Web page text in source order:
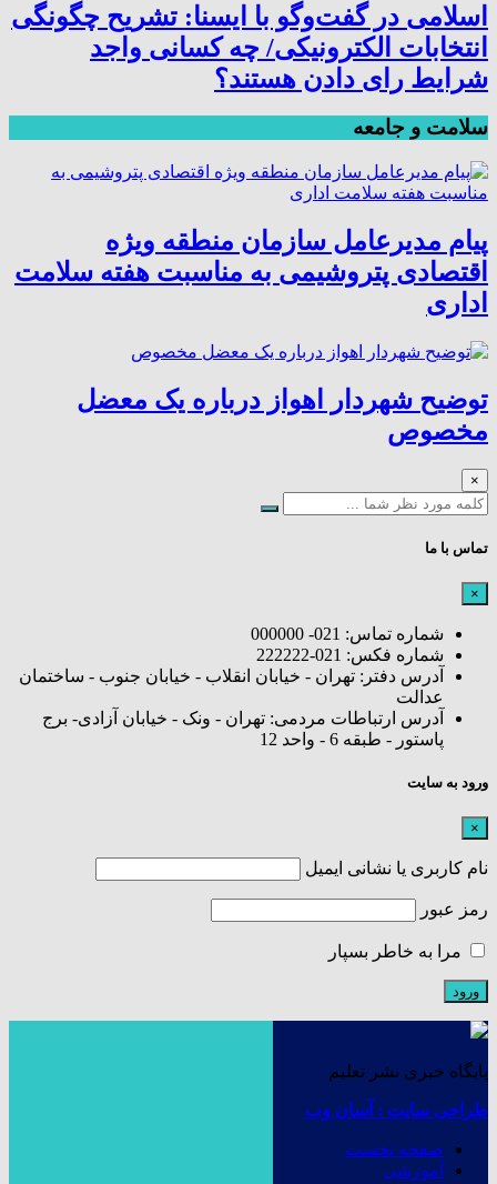
اسلامی در گفت‌وگو با ایسنا: تشریح چگونگی
انتخابات الکترونیکی/ چه کسانی واجد
شرایط رای دادن هستند؟
سلامت و جامعه
پیام مدیرعامل سازمان منطقه ویژه
اقتصادی پتروشیمی به مناسبت هفته سلامت
اداری
توضیح شهردار اهواز درباره یک معضل
مخصوص
×
تماس با ما
×
شماره تماس: 021- 000000
شماره فکس: 021-222222
آدرس دفتر: تهران - خیابان انقلاب - خیابان جنوب - ساختمان
عدالت
آدرس ارتباطات مردمی: تهران - ونک - خیابان آزادی- برج
پاستور - طبقه 6 - واحد 12
ورود به سایت
×
نام کاربری یا نشانی ایمیل
رمز عبور
مرا به خاطر بسپار
پایگاه خبری نشر تعلیم
طراحی سایت : آسان وب
صفحه نخست
آموزشی